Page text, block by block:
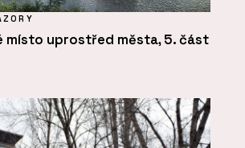
místo uprostřed města, 5. část